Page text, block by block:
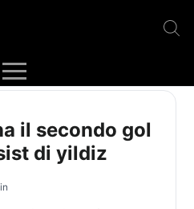
il secondo gol
di yildiz